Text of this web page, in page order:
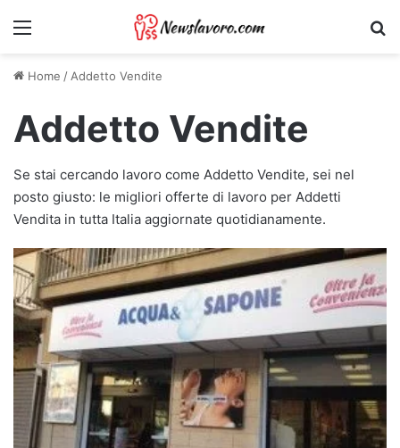
Menu
Home /Addetto Vendite
Addetto Vendite
Se stai cercando lavoro come Addetto Vendite, sei nel
posto giusto: le migliori offerte di lavoro per Addetti
Vendita in tutta Italia aggiornate quotidianamente.